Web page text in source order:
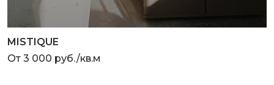
MISTIQUE
От 3 000 руб./кв.м